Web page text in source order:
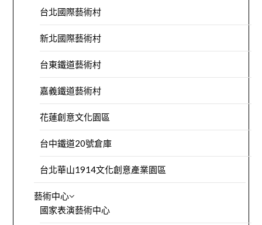
台北國際藝術村
新北國際藝術村
台東鐵道藝術村
嘉義鐵道藝術村
花蓮創意文化園區
台中鐵道20號倉庫
台北華山1914文化創意產業園區
藝術中心
國家表演藝術中心